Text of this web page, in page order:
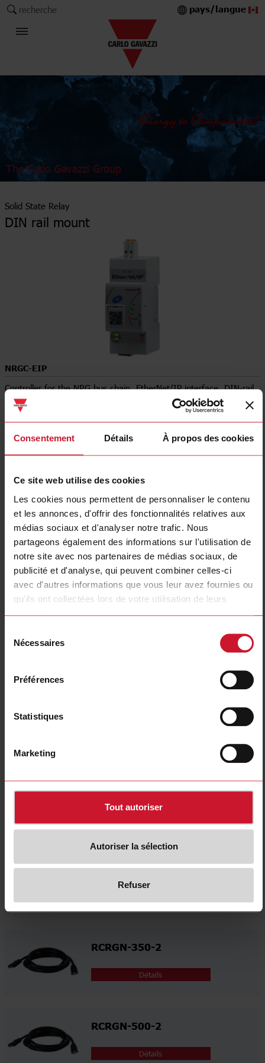
Consentement Détails À propos des cookies
Ce site web utilise des cookies
Les cookies nous permettent de personnaliser le contenu
et les annonces, d'offrir des fonctionnalités relatives aux
médias sociaux et d'analyser notre trafic. Nous
partageons également des informations sur l'utilisation de
notre site avec nos partenaires de médias sociaux, de
publicité et d'analyse, qui peuvent combiner celles-ci
avec d'autres informations que vous leur avez fournies ou
qu'ils ont collectées lors de votre utilisation de leurs
services.
Nécessaires
Préférences
Statistiques
Marketing
Tout autoriser
Autoriser la sélection
Refuser
recherche pays/langue
The Carlo Gavazzi Group
Solid State Relay
DIN rail mount
Contactez nous Acheter
NRGC-EIP
Controller for the NRG bus chain, EtherNet/IP interface, DIN-rail
mount, External supply 24 Vdc, NRG bus termination resistor
included
Operating voltage
Power connection
Spring
E-Number (NO)
4115424
E-Number (SE)
Téléchargements
Fiche technique
sélectionner
Manuels
sélectionner
Dessins
sélectionner
Brochures
sélectionner
sélectionner
sélectionner
Accessoires connexes
RCRGN-010-2
RCRGN-075-2
RCRGN-350-2
Détails
RCRGN-500-2
Détails